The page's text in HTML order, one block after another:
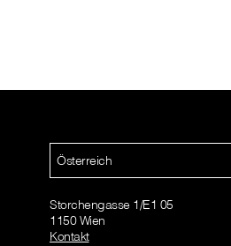
Österreich
Storchengasse 1/E1 05
1150 Wien
Kontakt